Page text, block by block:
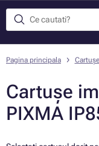
Pagina principala
Cartușe
PIXMA